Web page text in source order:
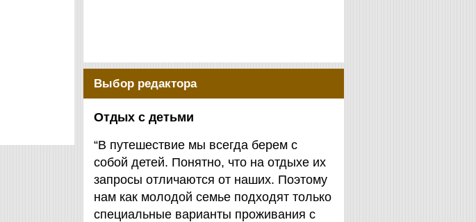
Выбор редактора
Отдых с детьми
“В путешествие мы всегда берем с
собой детей. Понятно, что на отдыхе их
запросы отличаются от наших. Поэтому
нам как молодой семье подходят только
специальные варианты проживания с